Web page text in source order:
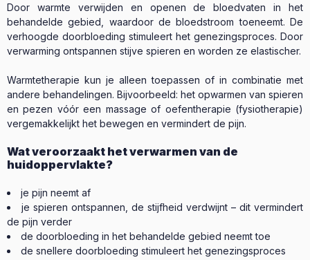
Door warmte verwijden en openen de bloedvaten in het
behandelde gebied, waardoor de bloedstroom toeneemt. De
verhoogde doorbloeding stimuleert het genezingsproces. Door
verwarming ontspannen stijve spieren en worden ze elastischer.
Warmtetherapie kun je alleen toepassen of in combinatie met
andere behandelingen. Bijvoorbeeld: het opwarmen van spieren
en pezen vóór een massage of oefentherapie (fysiotherapie)
vergemakkelijkt het bewegen en vermindert de pijn.
Wat veroorzaakt het verwarmen van de
huidoppervlakte?
je pijn neemt af
je spieren ontspannen, de stijfheid verdwijnt – dit vermindert
de pijn verder
de doorbloeding in het behandelde gebied neemt toe
de snellere doorbloeding stimuleert het genezingsproces